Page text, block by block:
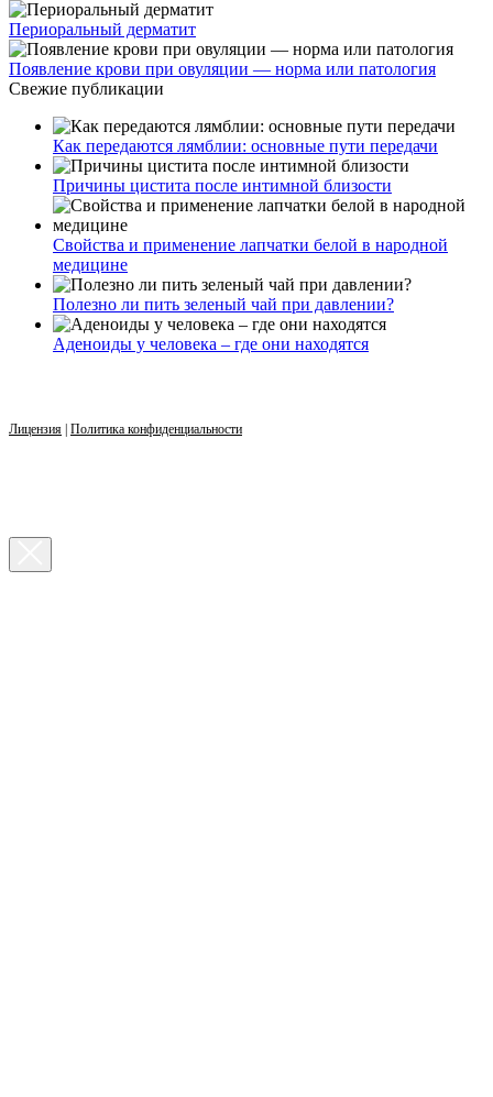
Периоральный дерматит
Появление крови при овуляции — норма или патология
Свежие публикации
Как передаются лямблии: основные пути передачи
Причины цистита после интимной близости
Свойства и применение лапчатки белой в народной
медицине
Полезно ли пить зеленый чай при давлении?
Аденоиды у человека – где они находятся
Лицензия | Политика конфиденциальности